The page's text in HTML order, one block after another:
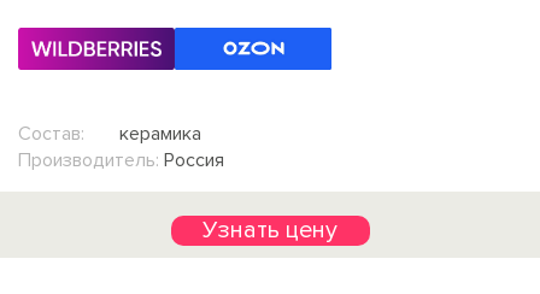
Состав:
керамика
Производитель: Россия
Узнать цену